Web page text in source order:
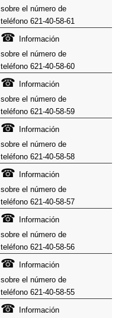
sobre el número de
teléfono 621-40-58-61
☎
Información
sobre el número de
teléfono 621-40-58-60
☎
Información
sobre el número de
teléfono 621-40-58-59
☎
Información
sobre el número de
teléfono 621-40-58-58
☎
Información
sobre el número de
teléfono 621-40-58-57
☎
Información
sobre el número de
teléfono 621-40-58-56
☎
Información
sobre el número de
teléfono 621-40-58-55
☎
Información